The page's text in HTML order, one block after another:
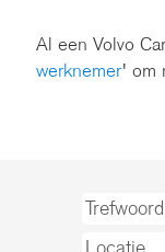
Al een Volvo
werknemer' om